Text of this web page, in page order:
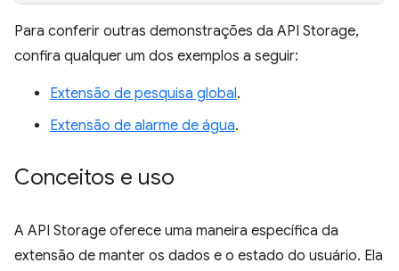
Para conferir outras demonstrações da API Storage,
confira qualquer um dos exemplos a seguir:
Extensão de pesquisa global.
Extensão de alarme de água.
Conceitos e uso
A API Storage oferece uma maneira específica da
extensão de manter os dados e o estado do usuário. Ela